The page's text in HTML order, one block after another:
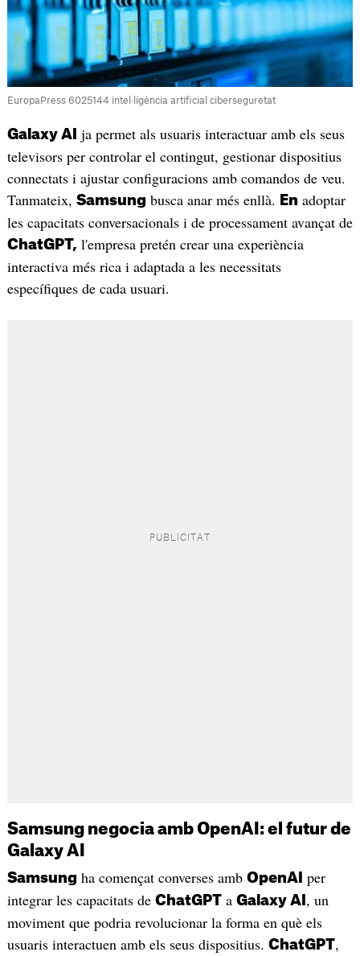
EuropaPress 6025144 intel·ligència artificial ciberseguretat
Galaxy AI
ja permet als usuaris interactuar amb els seus
televisors per controlar el contingut, gestionar dispositius
connectats i ajustar configuracions amb comandos de veu.
Tanmateix, Samsung busca anar més enllà. En adoptar
les capacitats conversacionals i de processament avançat de
ChatGPT, l'empresa pretén crear una experiència
interactiva més rica i adaptada a les necessitats
específiques de cada usuari.
Samsung negocia amb OpenAI: el futur de
Galaxy AI
Samsung ha començat converses amb OpenAI
per
integrar les capacitats de ChatGPTa Galaxy AI , un
moviment que podria revolucionar la forma en què els
usuaris interactuen amb els seus dispositius. ChatGPT,